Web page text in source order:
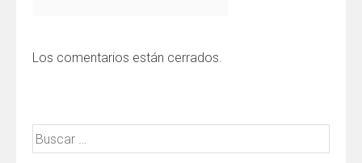
Los comentarios están cerrados.
Buscar: